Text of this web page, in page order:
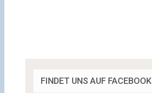
FINDET UNS AUF FACEBOOK